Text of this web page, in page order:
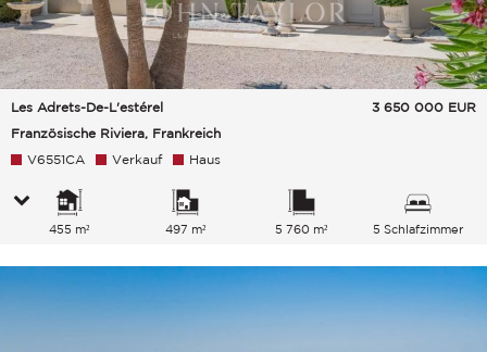
Les Adrets-De-L'estérel
Französische Riviera, Frankreich
3 650 000 EUR
V6551CA Verkauf Haus
455 m² 497 m² 5 760 m² 5 Schlafzimmer